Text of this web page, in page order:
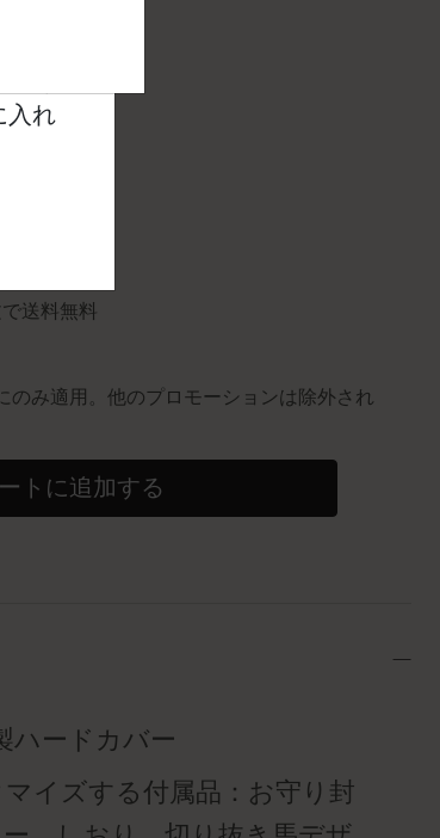
した
送料無料
のみ適用。他のプロモーションは除外され
トに追加する
ハードカバー
イズする付属品：お守り封
入れ